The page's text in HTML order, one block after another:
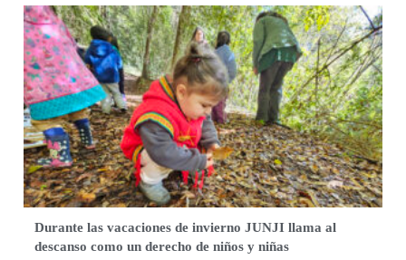
Durante las vacaciones de invierno JUNJI llama al
descanso como un derecho de niños y niñas